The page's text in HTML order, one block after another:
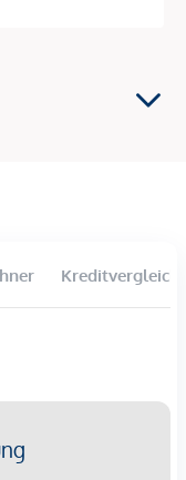
im 9. Bezirk –
der Tiefgarage,
Kreditvergleich